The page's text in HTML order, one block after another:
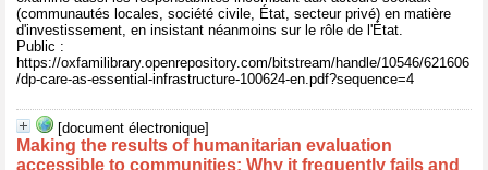
(communautés locales, société civile, État, secteur privé) en matière
d'investissement, en insistant néanmoins sur le rôle de l'État.
Public :
https://oxfamilibrary.openrepository.com/bitstream/handle/10546/621606
/dp-care-as-essential-infrastructure-100624-en.pdf?sequence=4
[document électronique]
Making the results of humanitarian evaluation
accessible to communities: Why it frequently fails and